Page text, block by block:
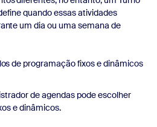
quando essas atividades
um dia ou uma semana de
de programação fixos e dinâmicos
de agendas pode escolher
e dinâmicos.